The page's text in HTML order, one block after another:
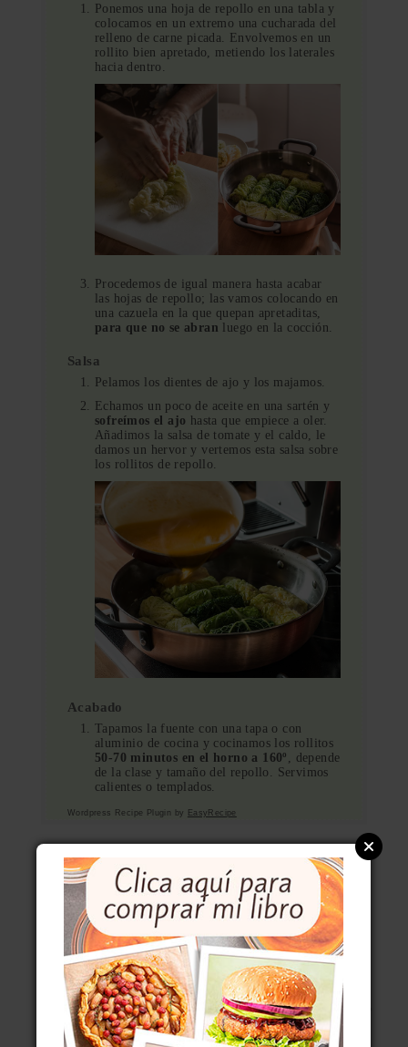
Ponemos una hoja de repollo en una tabla y
colocamos en un extremo una cucharada del
relleno de carne picada. Envolvemos en un
rollito bien apretado, metiendo los laterales
hacia dentro.
Procedemos de igual manera hasta acabar
las hojas de repollo; las vamos colocando en
una cazuela en la que quepan apretaditas,
para que no se abran luego en la cocción.
Salsa
Pelamos los dientes de ajo y los majamos.
Echamos un poco de aceite en una sartén y
sofreímos el ajo hasta que empiece a oler.
Añadimos la salsa de tomate y el caldo, le
damos un hervor y vertemos esta salsa sobre
los rollitos de repollo.
Acabado
Tapamos la fuente con una tapa o con
aluminio de cocina y cocinamos los rollitos
50-70 minutos en el horno a 160º , depende
de la clase y tamaño del repollo. Servimos
calientes o templados.
Wordpress Recipe Plugin by EasyRecipe
La cacerola Rösle de cobre es de la tienda
Claudia&Julia.
CUESTIONES SOBRE LOS
ROLLITOS DE COL
¿Qué demonios es eso del trigo
sarraceno/alforfón? Es un pseudocereal